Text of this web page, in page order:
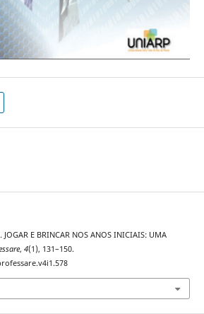
E BRINCAR NOS ANOS INICIAIS: UMA
, 4(1), 131–150.